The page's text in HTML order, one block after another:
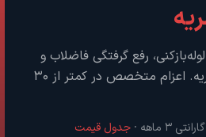
رفع گرفتگی فاضلاب و
. اعزام متخصص در کمتر از ۳۰
ماهه · جدول قیمت